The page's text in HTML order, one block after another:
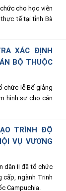
cho học viên
tế tại tỉnh Bà
XÁC ĐỊNH
BỘ THUỘC
chức lễ Bế giảng
hình sự cho cán
TRÌNH ĐỘ
VỤ VƯƠNG
dân II đã tổ chức
cấp, ngành Trinh
Campuchia.